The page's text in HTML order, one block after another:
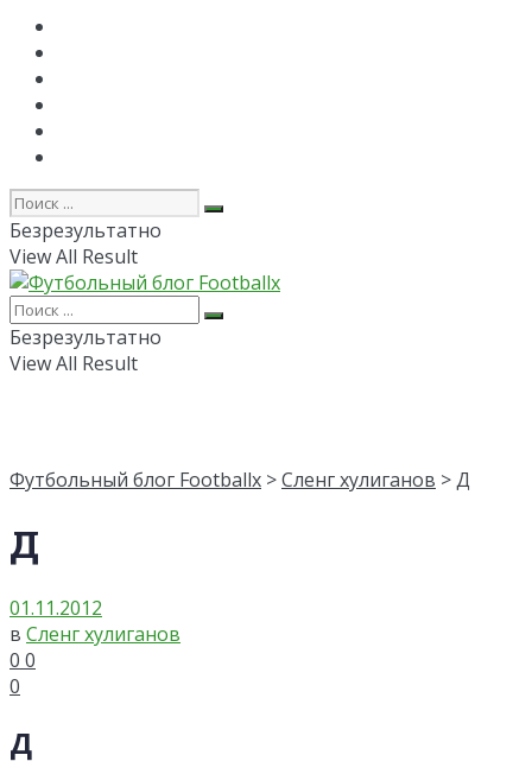
Безрезультатно
View All Result
Безрезультатно
View All Result
Футбольный блог Footballx >Сленг хулиганов > Д
Д
01.11.2012
в Сленг хулиганов
0 0
0
Д